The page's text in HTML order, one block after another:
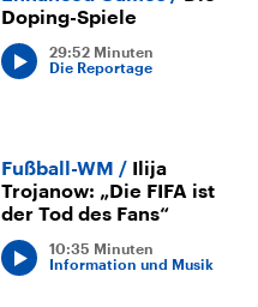
Doping-Spiele
29:52 Minuten
Die Reportage
Fußball-WM
Ilija
Trojanow: „Die FIFA ist
der Tod des Fans“
10:35 Minuten
Information und Musik